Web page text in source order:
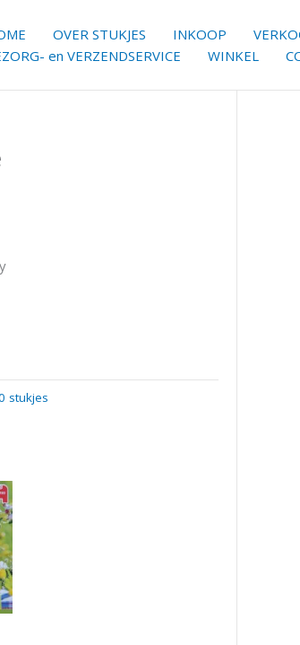
OVER STUKJES INKOOP
en VERZENDSERVICE
WINKEL
stukjes